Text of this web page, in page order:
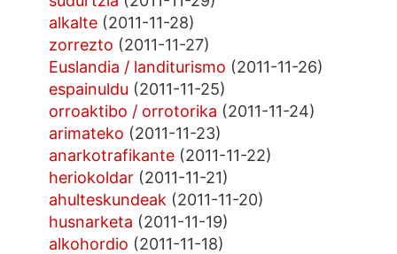
alkalte (2011-11-28)
zorrezto (2011-11-27)
Euslandia / landiturismo (2011-11-26)
espainuldu (2011-11-25)
orroaktibo / orrotorika (2011-11-24)
arimateko (2011-11-23)
anarkotrafikante (2011-11-22)
heriokoldar (2011-11-21)
ahulteskundeak (2011-11-20)
husnarketa (2011-11-19)
alkohordio (2011-11-18)